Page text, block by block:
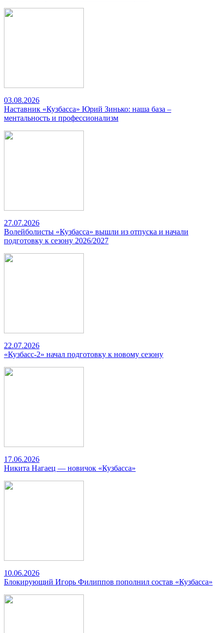
03.08.2026
Наставник «Кузбасса» Юрий Зинько: наша база –
ментальность и профессионализм
27.07.2026
Волейболисты «Кузбасса» вышли из отпуска и начали
подготовку к сезону 2026/2027
22.07.2026
«Кузбасс-2» начал подготовку к новому сезону
17.06.2026
Никита Нагаец — новичок «Кузбасса»
10.06.2026
Блокирующий Игорь Филиппов пополнил состав «Кузбасса»